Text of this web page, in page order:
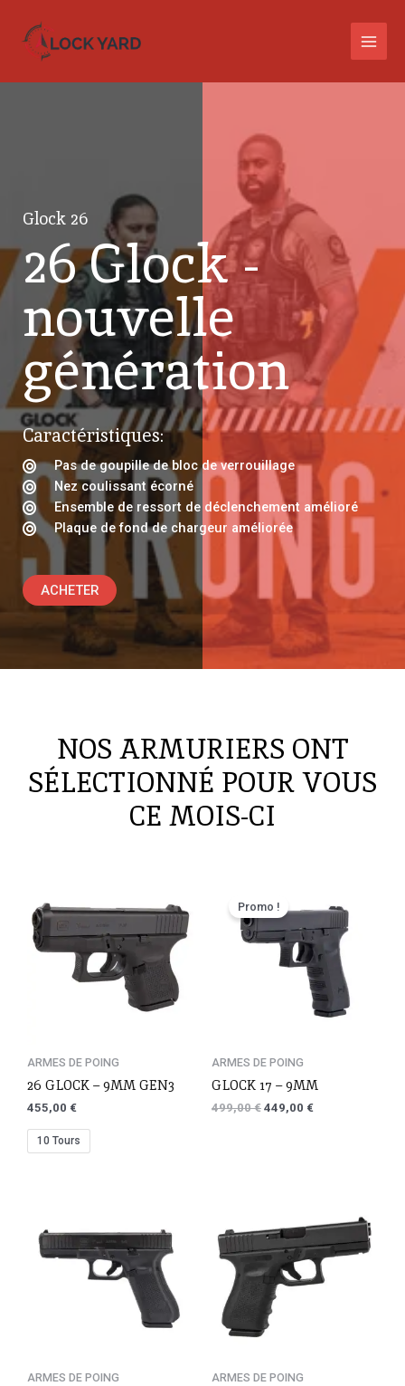
contenu
Glock 26
26 Glock -
nouvelle
génération
Caractéristiques:
Pas de goupille de bloc de verrouillage
Nez coulissant écorné
Ensemble de ressort de déclenchement amélioré
Plaque de fond de chargeur améliorée
ACHETER
NOS ARMURIERS ONT
SÉLECTIONNÉ POUR VOUS
CE MOIS-CI
ARMES DE POING
26 GLOCK – 9MM GEN3
455,00 €
10 Tours
Promo !
ARMES DE POING
GLOCK 17 – 9MM
499,00€ 449,00 €
ARMES DE POING ARMES DE POING